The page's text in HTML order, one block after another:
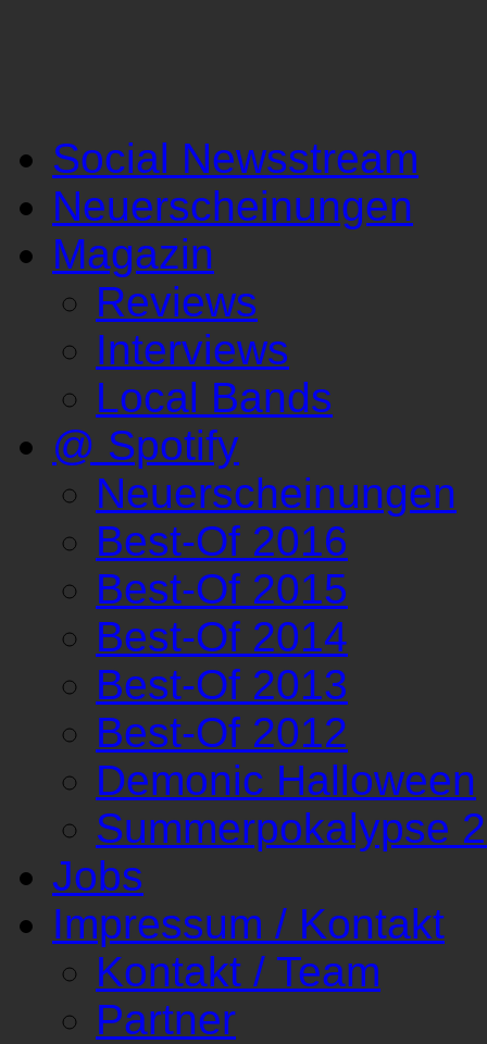
Social Newsstream
Neuerscheinungen
Magazin
Reviews
Interviews
Local Bands
@ Spotify
Neuerscheinungen
Best-Of 2016
Best-Of 2015
Best-Of 2014
Best-Of 2013
Best-Of 2012
Demonic Halloween
Summerpokalypse
Jobs
Impressum / Kontakt
Kontakt / Team
Partner